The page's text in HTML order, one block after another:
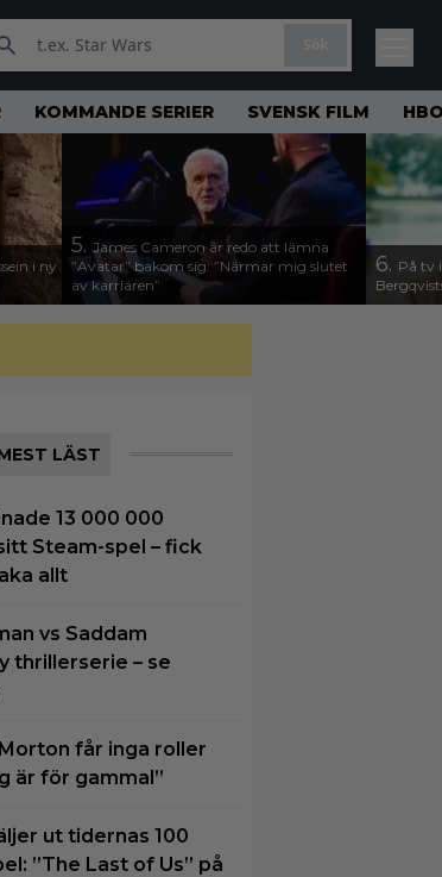
KOMMANDE SERIER SVENSK FILM
i ny
5. James Cameron är redo att lämna
”Avatar” bakom sig: ”Närmar mig slutet
av karriären”
6. På tv
LÄST
13 000 000
Steam-spel – fick
allt
vs Saddam
thrillerserie – se
får inga roller
är för gammal”
ut tidernas 100
”The Last of Us” på